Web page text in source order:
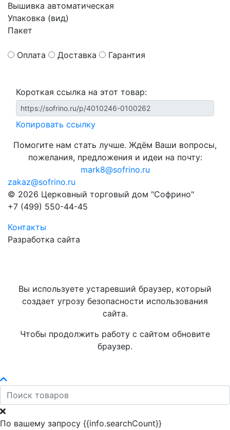
Вышивка автоматическая
Упаковка (вид)
Пакет
Оплата Доставка Гарантия
Короткая ссылка на этот товар:
Копировать ссылку
Помогите нам стать лучше. Ждём Ваши вопросы,
пожелания, предложения и идеи на почту:
mark8@sofrino.ru
zakaz@sofrino.ru
© 2026 Церковный торговый дом "Софрино"
+7 (499) 550-44-45
Контакты
Разработка сайта
Вы используете устаревший браузер, который
создает угрозу безопасности использования
сайта.
Чтобы продолжить работу с сайтом обновите
браузер.
По вашему запросу {{info.searchCount}}